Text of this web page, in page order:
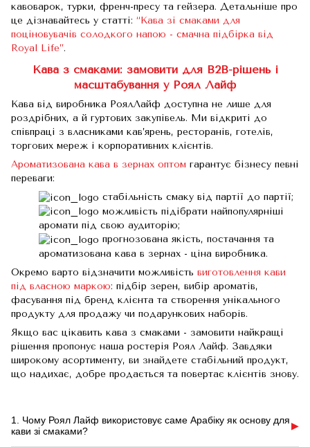
кавоварок, турки, френч-пресу та гейзера. Детальніше про
це дізнавайтесь у статті: “Кава зі смаками для
поціновувачів солодкого напою - смачна підбірка від
Royal Life”.
Кава з смаками: замовити для B2B-рішень і
масштабування у Роял Лайф
Кава від виробника РоялЛайф доступна не лише для
роздрібних, а й гуртових закупівель. Ми відкриті до
співпраці з власниками кав’ярень, ресторанів, готелів,
торгових мереж і корпоративних клієнтів.
Ароматизована кава в зернах оптом гарантує бізнесу певні
переваги:
стабільність смаку від партії до партії;
можливість підібрати найпопулярніші
аромати під свою аудиторію;
прогнозована якість, постачання та
ароматизована кава в зернах - ціна виробника.
Окремо варто відзначити можливість виготовлення кави
під власною маркою: підбір зерен, вибір ароматів,
фасування під бренд клієнта та створення унікального
продукту для продажу чи подарункових наборів.
Якщо вас цікавить кава з смаками - замовити найкращі
рішення пропонує наша ростерія Роял Лайф. Завдяки
широкому асортименту, ви знайдете стабільний продукт,
що надихає, добре продається та повертає клієнтів знову.
1. Чому Роял Лайф використовує саме Арабіку як основу для
кави зі смаками?
▶